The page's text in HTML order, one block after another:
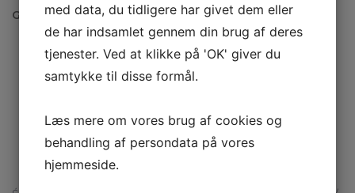
Godziny otwarcia
Poniedziałki 08.00 – 16.00
Wtorki 08.00 – 16.00
Czwartki 08.00 – 17.00
Piątki 08.00 – 13.00
Sobota, niedziele i święta: zamknięte
med data, du tidligere har givet dem eller
de har indsamlet gennem din brug af deres
tjenester. Ved at klikke på 'OK' giver du
samtykke til disse formål.
Læs mere om vores brug af cookies og
behandling af persondata på vores
hjemmeside.